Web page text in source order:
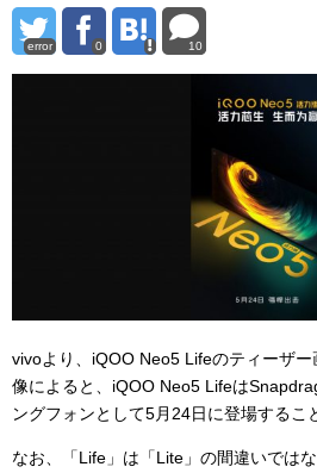
error 0 10
vivoより、iQOO Neo5 Lifeのティーザ
像によると、iQOO Neo5 Lifeは
ングフォンとして5月24日に登場するこ
なお、「Life」は「Lite」の間違いでは